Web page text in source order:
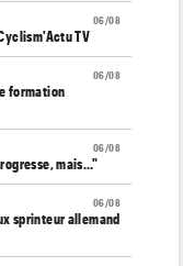
06/08
TV
06/08
formation
06/08
mais…"
06/08
sprinteur allemand